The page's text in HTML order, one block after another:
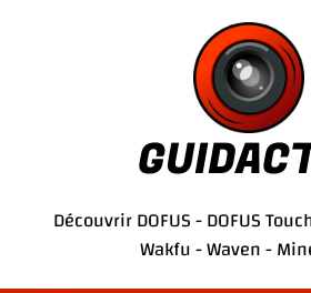
DécouvrirDOFUS-DOFUS
Wakfu-Waven-